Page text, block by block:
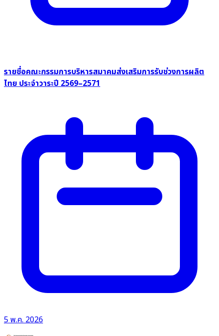
รายชื่อคณะกรรมการบริหารสมาคมส่งเสริมการรับช่วงการผลิต
ไทย ประจำวาระปี 2569–2571
5 พ.ค. 2026